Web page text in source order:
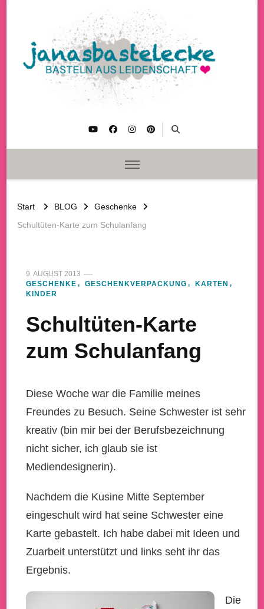
Start BLOG
Geschenke
Schultüten-Karte zum Schulanfang
9. AUGUST 2013
GESCHENKE
GESCHENKVERPACKUNG
KARTEN
KINDER
Schultüten-Karte
zum Schulanfang
Diese Woche war die Familie meines
Freundes zu Besuch. Seine Schwester ist sehr
kreativ (bin mir bei der Berufsbezeichnung
nicht sicher, ich glaub sie ist
Mediendesignerin).
Nachdem die Kusine Mitte September
eingeschult wird hat seine Schwester eine
Karte gebastelt. Ich habe dabei mit Ideen und
Zuarbeit unterstützt und links seht ihr das
Ergebnis.
Die